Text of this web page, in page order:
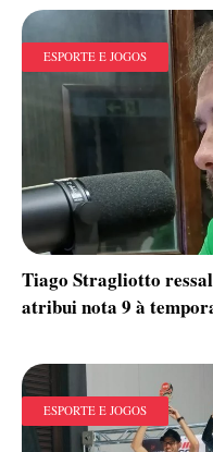
ESPORTE E JOGOS
Tiago Stragliotto
atribui nota 9 à
ESPORTE E JOGOS